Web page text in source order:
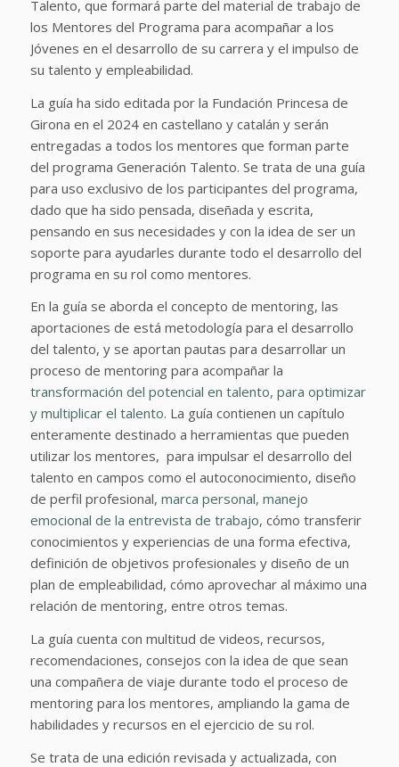
Talento, que formará parte del material de trabajo de
los Mentores del Programa para acompañar a los
Jóvenes en el desarrollo de su carrera y el impulso de
su talento y empleabilidad.
La guía ha sido editada por la Fundación Princesa de
Girona en el 2024 en castellano y catalán y serán
entregadas a todos los mentores que forman parte
del programa Generación Talento. Se trata de una guía
para uso exclusivo de los participantes del programa,
dado que ha sido pensada, diseñada y escrita,
pensando en sus necesidades y con la idea de ser un
soporte para ayudarles durante todo el desarrollo del
programa en su rol como mentores.
En la guía se aborda el concepto de mentoring, las
aportaciones de está metodología para el desarrollo
del talento, y se aportan pautas para desarrollar un
proceso de mentoring para acompañar la
transformación del potencial en talento, para optimizar
y multiplicar el talento. La guía contienen un capítulo
enteramente destinado a herramientas que pueden
utilizar los mentores, para impulsar el desarrollo del
talento en campos como el autoconocimiento, diseño
de perfil profesional, marca personal, manejo
emocional de la entrevista de trabajo, cómo transferir
conocimientos y experiencias de una forma efectiva,
definición de objetivos profesionales y diseño de un
plan de empleabilidad, cómo aprovechar al máximo una
relación de mentoring, entre otros temas.
La guía cuenta con multitud de videos, recursos,
recomendaciones, consejos con la idea de que sean
una compañera de viaje durante todo el proceso de
mentoring para los mentores, ampliando la gama de
habilidades y recursos en el ejercicio de su rol.
Se trata de una edición revisada y actualizada, con